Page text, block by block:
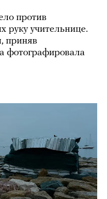
против
руку учительнице.
приняв
фотографировала